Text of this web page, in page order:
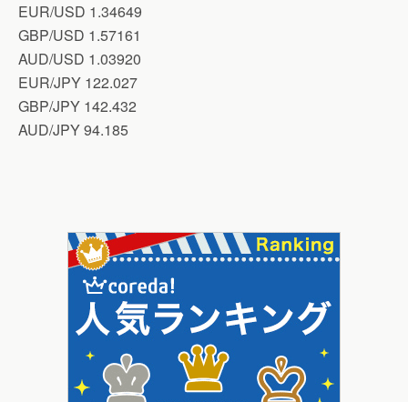
EUR/USD 1.34649
GBP/USD 1.57161
AUD/USD 1.03920
EUR/JPY 122.027
GBP/JPY 142.432
AUD/JPY 94.185